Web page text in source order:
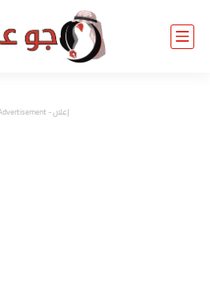
إعلان - Advertisement